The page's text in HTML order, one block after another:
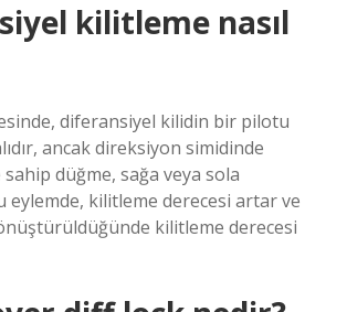
kilitleme nasıl
diferansiyel kilidin bir pilotu
ancak direksiyon simidinde
düğme, sağa veya sola
eylemde, kilitleme derecesi artar ve
kilitleme derecesi